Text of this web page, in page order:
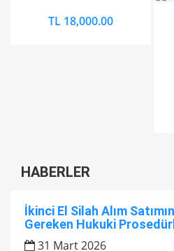
TL 18,000.00
HABERLER
İkinci El Silah Alım
Gereken Hukuki
31 Mart 2026